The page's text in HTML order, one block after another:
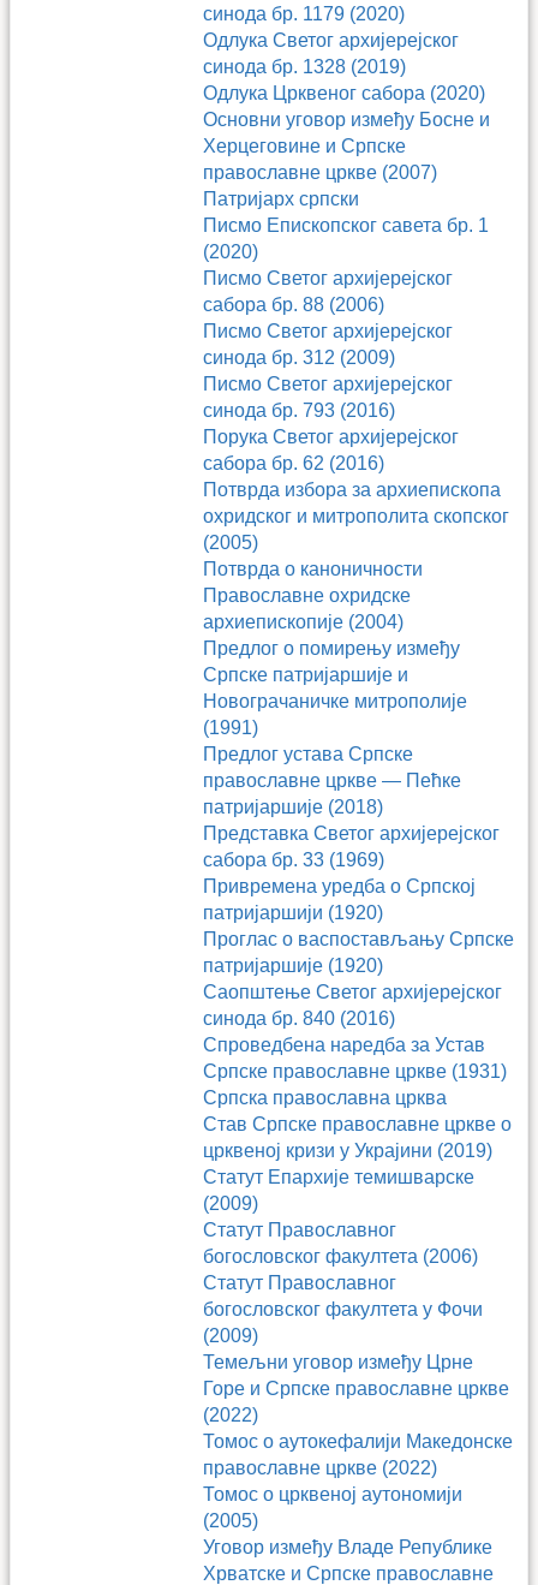
синода бр. 1179 (2020)
Одлука Светог архијерејског
синода бр. 1328 (2019)
Одлука Црквеног сабора (2020)
Основни уговор између Босне и
Херцеговине и Српске
православне цркве (2007)
Патријарх српски
Писмо Епископског савета бр. 1
(2020)
Писмо Светог архијерејског
сабора бр. 88 (2006)
Писмо Светог архијерејског
синода бр. 312 (2009)
Писмо Светог архијерејског
синода бр. 793 (2016)
Порука Светог архијерејског
сабора бр. 62 (2016)
Потврда избора за архиепископа
охридског и митрополита скопског
(2005)
Потврда о каноничности
Православне охридске
архиепископије (2004)
Предлог о помирењу између
Српске патријаршије и
Новограчаничке митрополије
(1991)
Предлог устава Српске
православне цркве — Пећке
патријаршије (2018)
Представка Светог архијерејског
сабора бр. 33 (1969)
Привремена уредба о Српској
патријаршији (1920)
Проглас о васпостављању Српске
патријаршије (1920)
Саопштење Светог архијерејског
синода бр. 840 (2016)
Спроведбена наредба за Устав
Српске православне цркве (1931)
Српска православна црква
Став Српске православне цркве о
црквеној кризи у Украјини (2019)
Статут Епархије темишварске
(2009)
Статут Православног
богословског факултета (2006)
Статут Православног
богословског факултета у Фочи
(2009)
Темељни уговор између Црне
Горе и Српске православне цркве
(2022)
Томос о аутокефалији Македонске
православне цркве (2022)
Томос о црквеној аутономији
(2005)
Уговор између Владе Републике
Хрватске и Српске православне